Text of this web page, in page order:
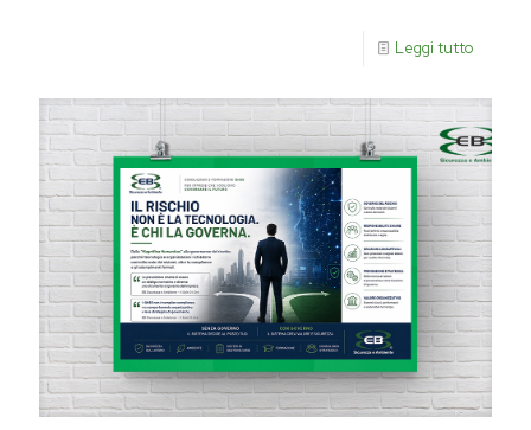
Leggi tutto